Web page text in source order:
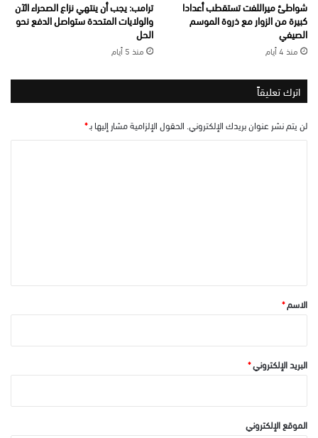
شواطئ ميراللفت تستقطب أعدادا
كبيرة من الزوار مع ذروة الموسم
الصيفي
منذ 4 أيام
ترامب: يجب أن ينتهي نزاع الصحراء الآن
والولايات المتحدة ستواصل الدفع نحو
الحل
منذ 5 أيام
اترك تعليقاً
لن يتم نشر عنوان بريدك الإلكتروني. الحقول الإلزامية مشار إليها بـ*
*الاسم*
البريد الإلكتروني*
الموقع الإلكتروني